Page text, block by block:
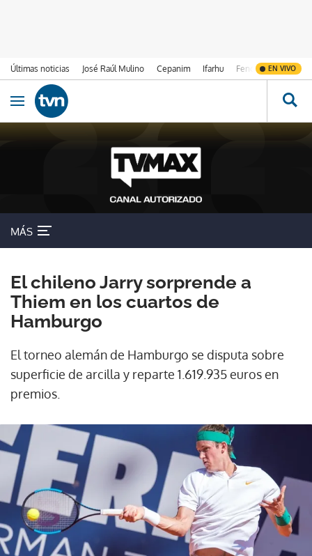
Últimas noticias José Raúl Mulino Cepanim Ifarhu Fenómeno de El
EN VIVO
Ir al contenido
Obrir navegació
MÁS
El chileno Jarry sorprende a
Thiem en los cuartos de
Hamburgo
El torneo alemán de Hamburgo se disputa sobre
superficie de arcilla y reparte 1.619.935 euros en
premios.